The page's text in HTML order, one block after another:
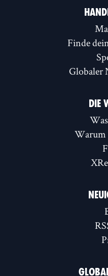
Finde
Globaler
DIE
Warum